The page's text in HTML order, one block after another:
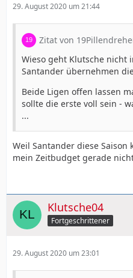
29. August 2020 um 21:44
Zitat von
Wieso geht Klutsche nicht
Santander übernehmen
Beide Ligen offen lassen
sollte die erste voll sein -
...
Weil Santander diese
mein Zeitbudget gerade
Klutsche04
Fortgeschrittener
29. August 2020 um 23:01